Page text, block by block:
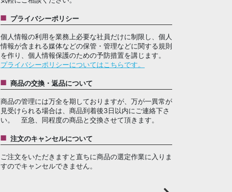
プライバシーポリシー
個人情報の利用を業務上必要な社員だけに制限し、個人
情報が含まれる媒体などの保管・管理などに関する規則
を作り、個人情報保護のための予防措置を講じます。
プライバシーポリシーについてはこちらです。
商品の交換・返品について
商品の管理には万全を期しておりますが、万が一異常が
見受けられる場合は、商品到着後3日以内にご連絡下さ
い。 至急、同程度の商品と交換させて頂きます。
注文のキャンセルについて
ご注文をいただきますと直ちに商品の選定作業に入りま
すのでキャンセルできません。